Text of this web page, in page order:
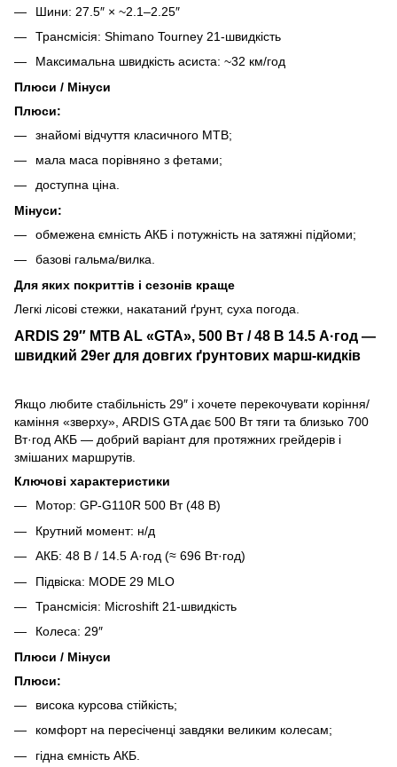
Шини: 27.5″ × ~2.1–2.25″
Трансмісія: Shimano Tourney 21-швидкість
Максимальна швидкість асиста: ~32 км/год
Плюси / Мінуси
Плюси:
знайомі відчуття класичного MTB;
мала маса порівняно з фетами;
доступна ціна.
Мінуси:
обмежена ємність АКБ і потужність на затяжні підйоми;
базові гальма/вилка.
Для яких покриттів і сезонів краще
Легкі лісові стежки, накатаний ґрунт, суха погода.
ARDIS 29″ MTB AL «GTA», 500 Вт / 48 В 14.5 А·год —
швидкий 29er для довгих ґрунтових марш-кидків
Якщо любите стабільність 29″ і хочете перекочувати коріння/
каміння «зверху», ARDIS GTA дає 500 Вт тяги та близько 700
Вт·год АКБ — добрий варіант для протяжних грейдерів і
змішаних маршрутів.
Ключові характеристики
Мотор: GP-G110R 500 Вт (48 В)
Крутний момент: н/д
АКБ: 48 В / 14.5 А·год (≈ 696 Вт·год)
Підвіска: MODE 29 MLO
Трансмісія: Microshift 21-швидкість
Колеса: 29″
Плюси / Мінуси
Плюси:
висока курсовa стійкість;
комфорт на пересіченці завдяки великим колесам;
гідна ємність АКБ.